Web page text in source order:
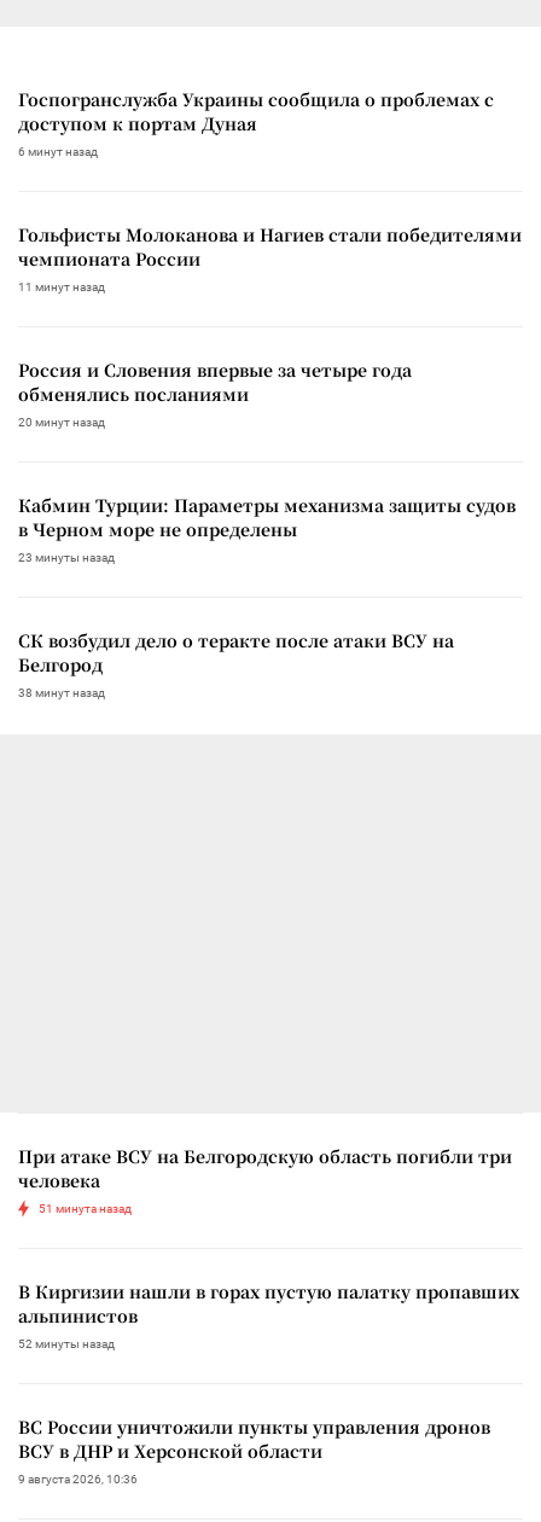
Госпогранслужба Украины сообщила о проблемах с
доступом к портам Дуная
6 минут назад
Гольфисты Молоканова и Нагиев стали победителями
чемпионата России
11 минут назад
Россия и Словения впервые за четыре года
обменялись посланиями
20 минут назад
Кабмин Турции: Параметры механизма защиты судов
в Черном море не определены
23 минуты назад
СК возбудил дело о теракте после атаки ВСУ на
Белгород
38 минут назад
При атаке ВСУ на Белгородскую область погибли три
человека
51 минута назад
В Киргизии нашли в горах пустую палатку пропавших
альпинистов
52 минуты назад
ВС России уничтожили пункты управления дронов
ВСУ в ДНР и Херсонской области
9 августа 2026, 10:36